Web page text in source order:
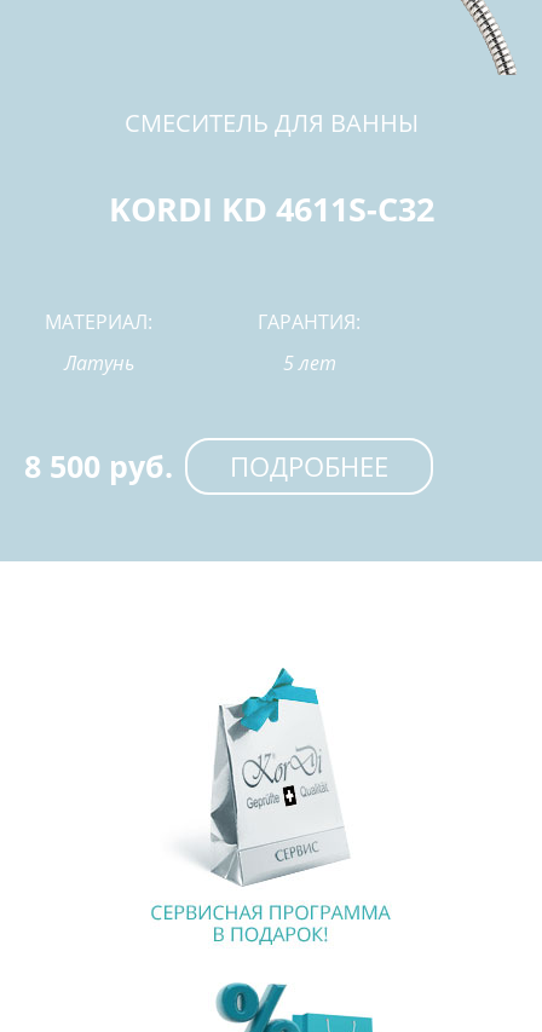
СМЕСИТЕЛЬ ДЛЯ ВАННЫ
KORDI KD 4611S-C32
МАТЕРИАЛ:
ГАРАНТИЯ:
Латунь
5 лет
8 500 руб. ПОДРОБНЕЕ